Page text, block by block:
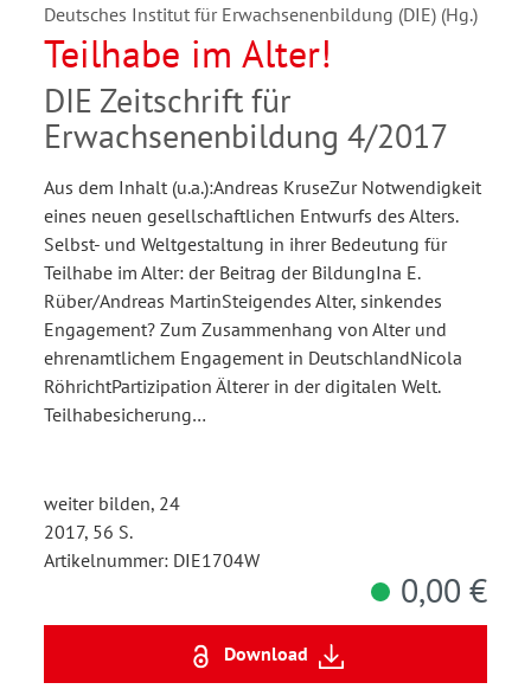
Deutsches Institut für Erwachsenenbildung (DIE) (Hg.)
Teilhabe im Alter!
DIE Zeitschrift für
Erwachsenenbildung 4/2017
Aus dem Inhalt (u.a.):Andreas KruseZur Notwendigkeit
eines neuen gesellschaftlichen Entwurfs des Alters.
Selbst- und Weltgestaltung in ihrer Bedeutung für
Teilhabe im Alter: der Beitrag der BildungIna E.
Rüber/Andreas MartinSteigendes Alter, sinkendes
Engagement? Zum Zusammenhang von Alter und
ehrenamtlichem Engagement in DeutschlandNicola
RöhrichtPartizipation Älterer in der digitalen Welt.
Teilhabesicherung…
weiter bilden, 24
2017, 56 S.
Artikelnummer: DIE1704W
0,00 €
Download